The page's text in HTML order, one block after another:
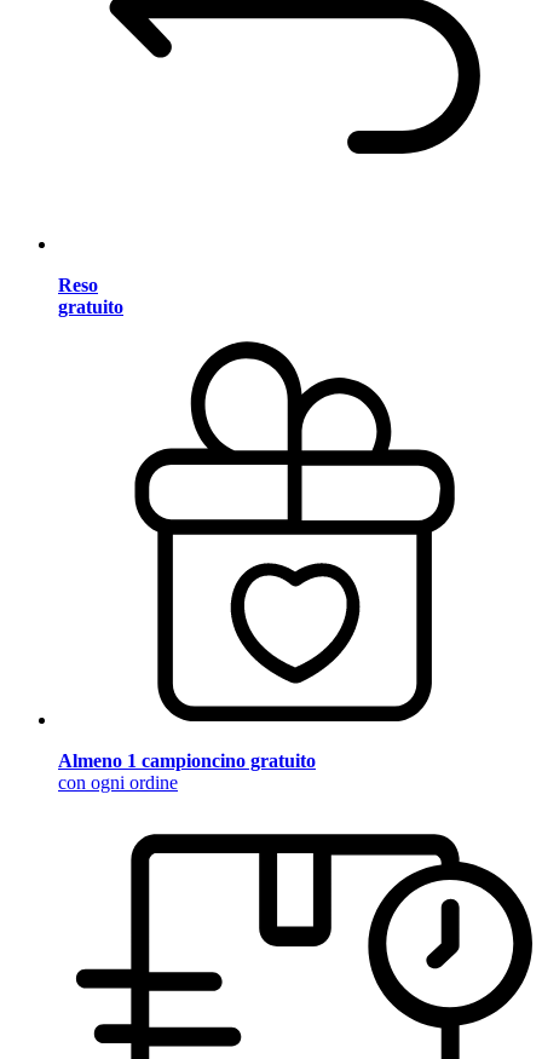
Reso
gratuito
Almeno 1 campioncino gratuito
con ogni ordine